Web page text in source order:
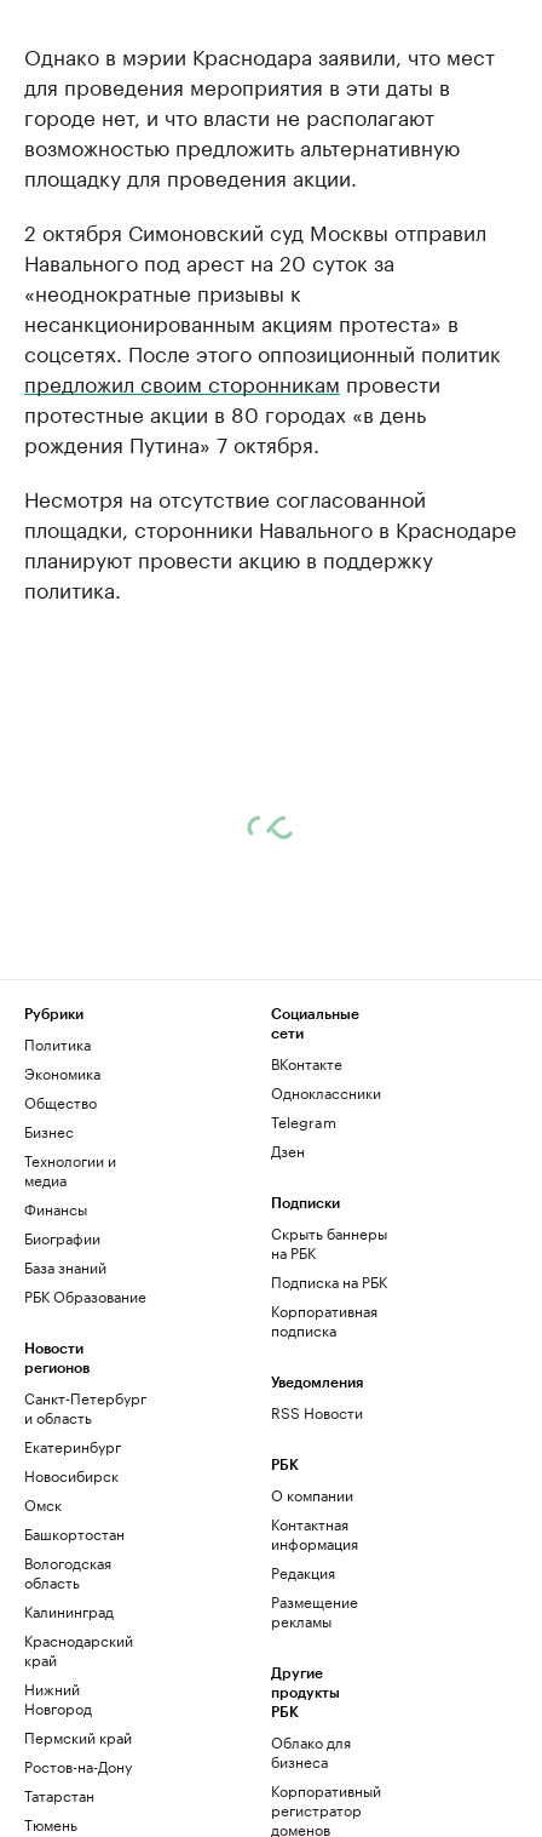
Однако в мэрии Краснодара заявили, что мест
для проведения мероприятия в эти даты в
городе нет, и что власти не располагают
возможностью предложить альтернативную
площадку для проведения акции.
2 октября Симоновский суд Москвы отправил
Навального под арест на 20 суток за
«неоднократные призывы к
несанкционированным акциям протеста» в
соцсетях. После этого оппозиционный политик
предложил своим сторонникам провести
протестные акции в 80 городах «в день
рождения Путина» 7 октября.
Несмотря на отсутствие согласованной
площадки, сторонники Навального в Краснодаре
планируют провести акцию в поддержку
политика.
Рубрики
Политика
Экономика
Общество
Бизнес
Технологии и
медиа
Финансы
Биографии
База знаний
РБК Образование
Новости
регионов
Санкт-Петербург
и область
Екатеринбург
Новосибирск
Омск
Башкортостан
Вологодская
область
Калининград
Краснодарский
край
Нижний
Новгород
Пермский край
Ростов-на-Дону
Татарстан
Тюмень
Социальные
сети
ВКонтакте
Одноклассники
Telegram
Дзен
Подписки
Скрыть баннеры
на РБК
Подписка на РБК
Корпоративная
подписка
Уведомления
RSS Новости
РБК
О компании
Контактная
информация
Редакция
Размещение
рекламы
Другие
продукты
РБК
Облако для
бизнеса
Корпоративный
регистратор
доменов